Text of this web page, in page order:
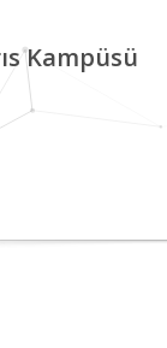
Kampüsü